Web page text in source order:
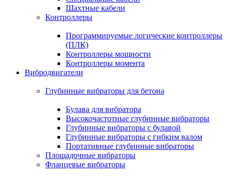
Шахтные кабели
Контроллеры
Программируемые логические контроллеры
(ПЛК)
Контроллеры мощности
Контроллеры момента
Вибродвигатели
Глубинные вибраторы для бетона
Булава для вибратора
Высокочастотные глубинные вибраторы
Глубинные вибраторы с булавой
Глубинные вибраторы с гибким валом
Портативные глубинные вибраторы
Площадочные вибраторы
Фланцевые вибраторы